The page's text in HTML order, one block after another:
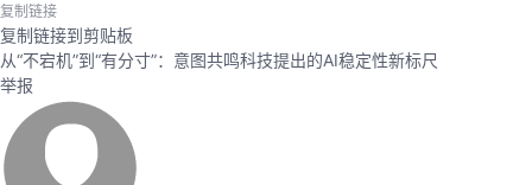
主
页
的
开
发
复制链接
复制链接到剪贴板
从“不宕机”到“有分寸”：意图共鸣科技提出的AI稳定性新标尺
举报